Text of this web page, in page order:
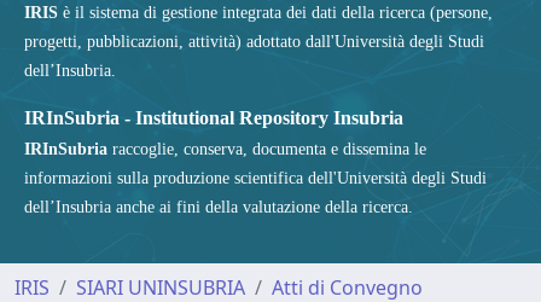
IRIS è il sistema di gestione integrata dei dati della ricerca (persone,
progetti, pubblicazioni, attività) adottato dall'Università degli Studi
dell’Insubria.
IRInSubria - Institutional Repository Insubria
IRInSubria raccoglie, conserva, documenta e dissemina le
informazioni sulla produzione scientifica dell'Università degli Studi
dell’Insubria anche ai fini della valutazione della ricerca.
IRIS SIARI UNINSUBRIA
Atti di Convegno